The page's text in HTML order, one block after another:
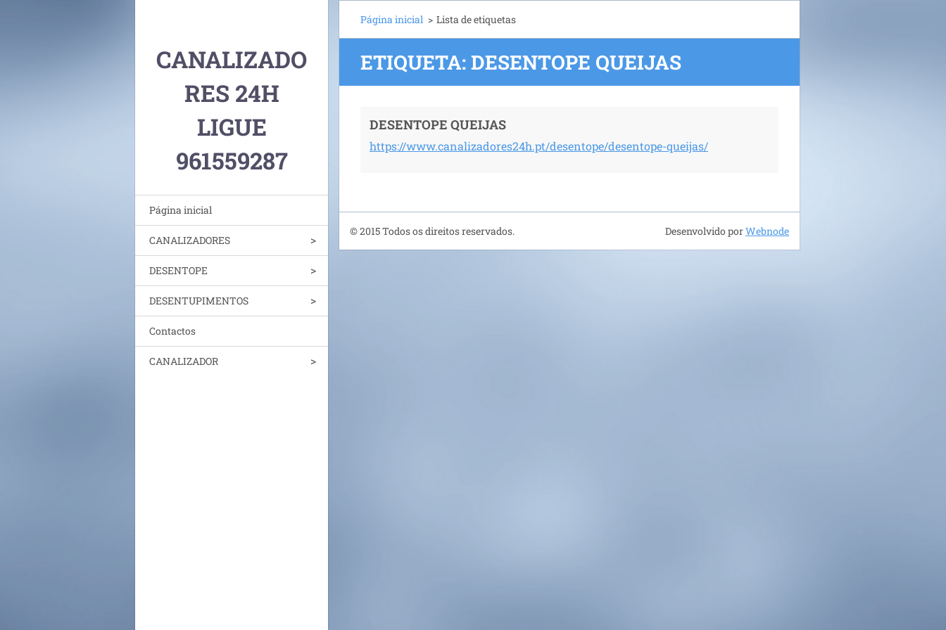
CANALIZADO
RES 24H
LIGUE
961559287
Página inicial
CANALIZADORES
DESENTOPE
DESENTUPIMENTOS
Contactos
CANALIZADOR
Página inicial > Lista de etiquetas
ETIQUETA: DESENTOPE QUEIJAS
DESENTOPE QUEIJAS
https://www.canalizadores24h.pt/desentope/desentope-queijas/
© 2015 Todos os direitos reservados. Desenvolvido porWebnode